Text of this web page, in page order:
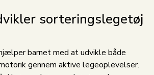
sorteringslegetøj
barnet med at udvikle både
gennem aktive legeoplevelser.